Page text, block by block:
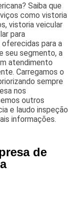
Saiba que
como vistoria
vistoria veicular
para
para a
seu segmento, a
atendimento
Carregamos o
sempre
nos
outros
e laudo inspeção
informações.
de